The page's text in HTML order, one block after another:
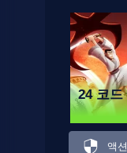
24 코드
액션